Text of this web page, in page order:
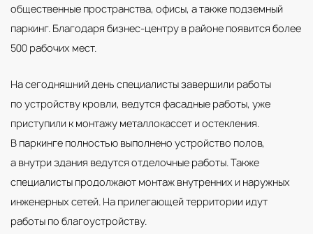
общественные пространства, офисы, а также подземный
паркинг. Благодаря бизнес-центру в районе появится более
500 рабочих мест.
На сегодняшний день специалисты завершили работы
по устройству кровли, ведутся фасадные работы, уже
приступили к монтажу металлокассет и остекления.
В паркинге полностью выполнено устройство полов,
а внутри здания ведутся отделочные работы. Также
специалисты продолжают монтаж внутренних и наружных
инженерных сетей. На прилегающей территории идут
работы по благоустройству.